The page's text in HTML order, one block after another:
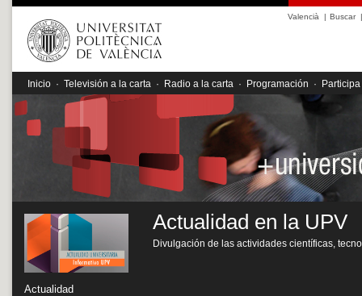
Valencià | Buscar|
Inicio · Televisión a la carta · Radio a la carta · Programación · Participa
Actualidad
Actualidad en la UPV
Divulgación de las actividades científicas,